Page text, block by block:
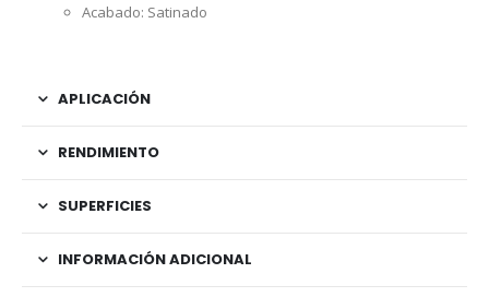
Acabado: Satinado
APLICACIÓN
RENDIMIENTO
SUPERFICIES
INFORMACIÓN ADICIONAL